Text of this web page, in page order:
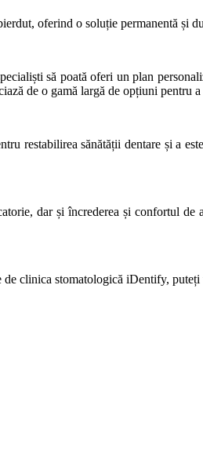
oferind o soluție permanentă și
să poată oferi un plan
de o gamă largă de opțiuni
restabilirea sănătății dentare și a
dar și încrederea și confortul
clinica stomatologică iDentify,